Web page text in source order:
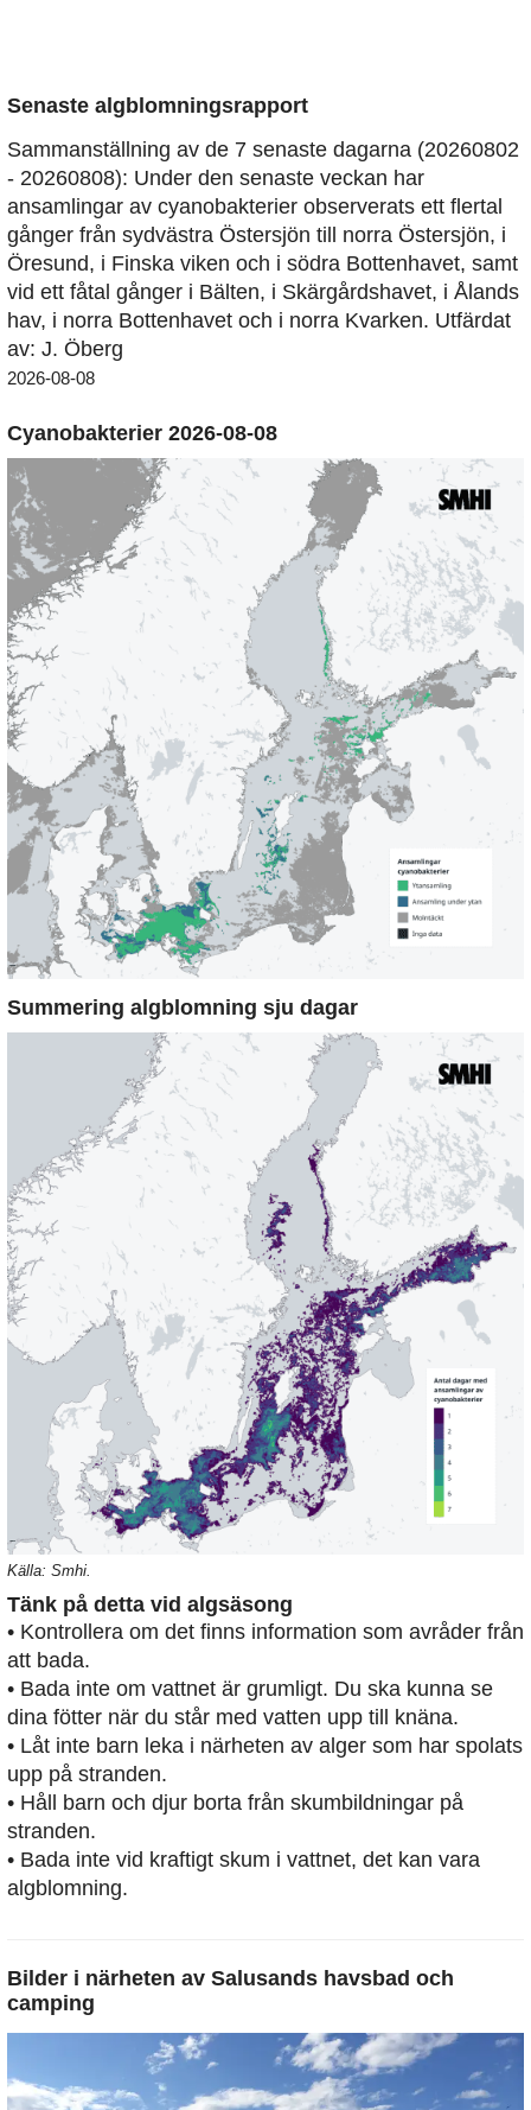
Senaste algblomningsrapport
Sammanställning av de 7 senaste dagarna (20260802
- 20260808): Under den senaste veckan har
ansamlingar av cyanobakterier observerats ett flertal
gånger från sydvästra Östersjön till norra Östersjön, i
Öresund, i Finska viken och i södra Bottenhavet, samt
vid ett fåtal gånger i Bälten, i Skärgårdshavet, i Ålands
hav, i norra Bottenhavet och i norra Kvarken. Utfärdat
av: J. Öberg
2026-08-08
Cyanobakterier 2026-08-08
Summering algblomning sju dagar
Källa: Smhi.
Tänk på detta vid algsäsong
• Kontrollera om det finns information som avråder från
att bada.
• Bada inte om vattnet är grumligt. Du ska kunna se
dina fötter när du står med vatten upp till knäna.
• Låt inte barn leka i närheten av alger som har spolats
upp på stranden.
• Håll barn och djur borta från skumbildningar på
stranden.
• Bada inte vid kraftigt skum i vattnet, det kan vara
algblomning.
Bilder i närheten av Salusands havsbad och
camping